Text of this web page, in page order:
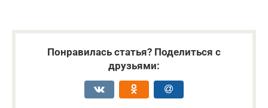
Понравилась статья? Поделиться с
друзьями: